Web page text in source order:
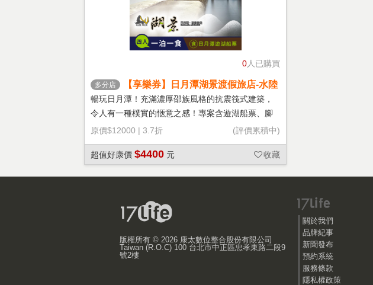
0人已購買
多分店
【享樂券】日月潭湖景渡假旅店-水陸
空暢遊(D)四人住宿+船票專案
暢玩日月潭！充滿濃厚邵族風格的抗震筏式建築，
令人有一種樸實的愜意之感！專案含遊湖船票、腳
踏車一日卷。
原價$12000 | 3.7折 (評價累積中)
超值好康價 $4400 元 收藏
版權所有 © 2026 康太數位整合股份有限公司
Taiwan (R.O.C) 100 台北市中正區忠孝東路二段9
號2樓
關於我們
品牌紀事
新聞發布
預約系統
服務條款
隱私權政策